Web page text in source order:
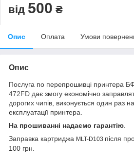
від 500 ₴
Опис Оплата Умови
Опис
Послуга по перепрошивці принтера
472FD дає змогу економічно
дорогих чипів, виконується один раз
експлуатації принтера.
На прошиванні надаємо гарантію
Заправка картриджа MLT-D103 після
100 грн.